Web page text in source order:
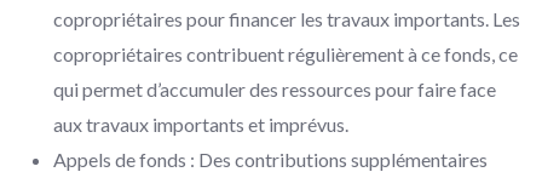
copropriétaires pour financer les travaux importants. Les
copropriétaires contribuent régulièrement à ce fonds, ce
qui permet d’accumuler des ressources pour faire face
aux travaux importants et imprévus.
Appels de fonds : Des contributions supplémentaires